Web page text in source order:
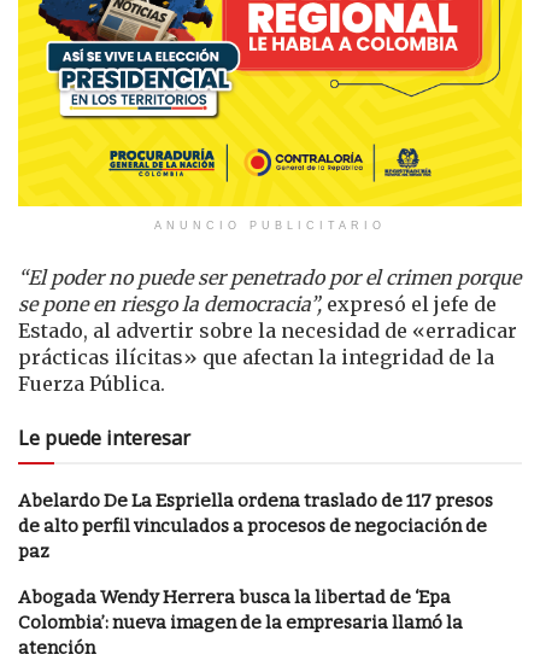
ANUNCIO PUBLICITARIO
“El poder no puede ser penetrado por el crimen porque
se pone en riesgo la democracia”, expresó el jefe de
Estado, al advertir sobre la necesidad de «erradicar
prácticas ilícitas» que afectan la integridad de la
Fuerza Pública.
Le puede interesar
Abelardo De La Espriella ordena traslado de 117 presos
de alto perfil vinculados a procesos de negociación de
paz
Abogada Wendy Herrera busca la libertad de ‘Epa
Colombia’: nueva imagen de la empresaria llamó la
atención